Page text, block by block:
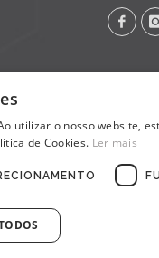
utilizar o nosso website,
de Cookies. Ler mais